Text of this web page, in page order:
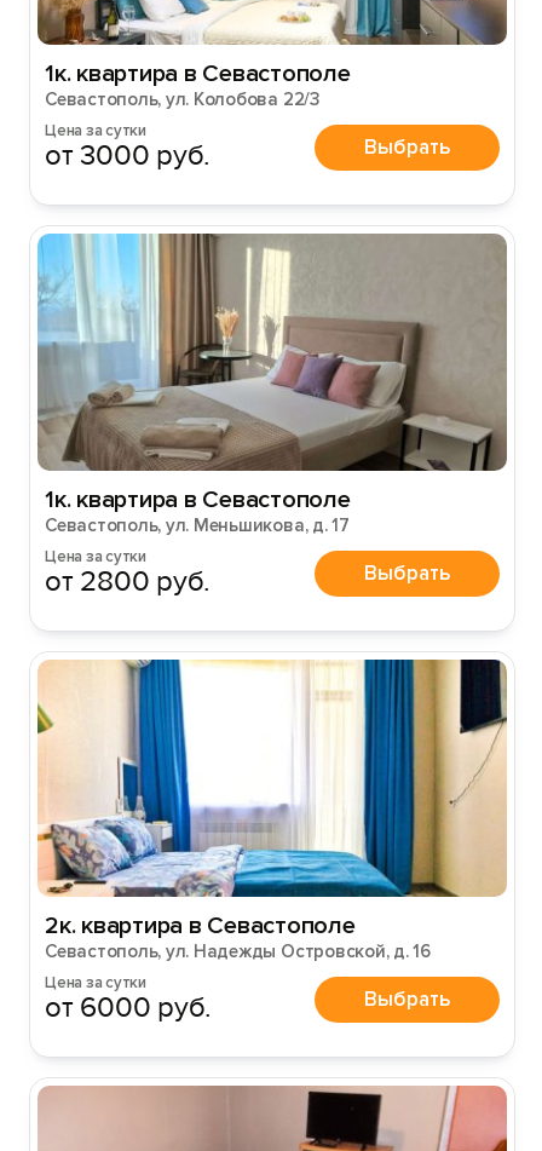
1к. квартира в Севастополе
Севастополь, ул. Колобова 22/3
Цена за сутки
от 3000 руб. Выбрать
1к. квартира в Севастополе
Севастополь, ул. Меньшикова, д. 17
Цена за сутки
от 2800 руб. Выбрать
2к. квартира в Севастополе
Севастополь, ул. Надежды Островской, д. 16
Цена за сутки
от 6000 руб. Выбрать
Вход на сайт
Войти или
Войти
Войти с помощью